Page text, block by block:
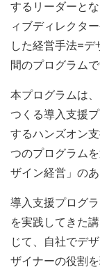
するリーダーと
ィブディレクタ
した経営手法=
間のプログラムで
本プログラムは
つくる導入支援
するハンズオン
つのプログラム
ザイン経営」の
導入支援プログ
を実践してきた
じて、自社でデ
ザイナーの役割